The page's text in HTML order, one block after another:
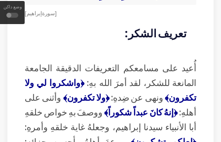
وضع داكن
[ سورة إبراهيم ]
تعريف الشكر:
أُعيد على مسامعكم التعريفات الدقيقة الجامعة
المانعة للشكر، لقد أمرَ الله بهِ:﴿واشكروا لي ولا
تكفرون﴾ونهى عن ضِدهِ:﴿ولا تكفرون﴾وأثنى على
أهلهِ:﴿إنهُ كانَ عبداً شكوراً﴾ووصفَ بهِ خواص خلقهِ
أبا الأنبياء سيدنا إبراهيم، وجعلهُ غاية خلقهِ وأمرهِ: